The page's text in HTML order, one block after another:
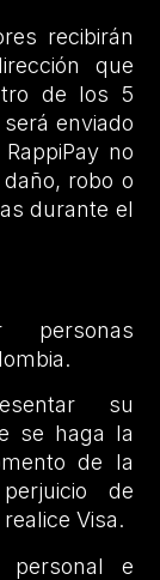
recibirán
que
de los 5
enviado
no
robo o
durante el
personas
su
se haga la
de la
de
Visa.
e